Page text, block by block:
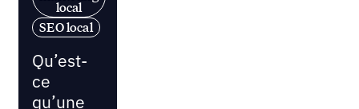
local
SEO local
Qu’est-
ce
qu’une